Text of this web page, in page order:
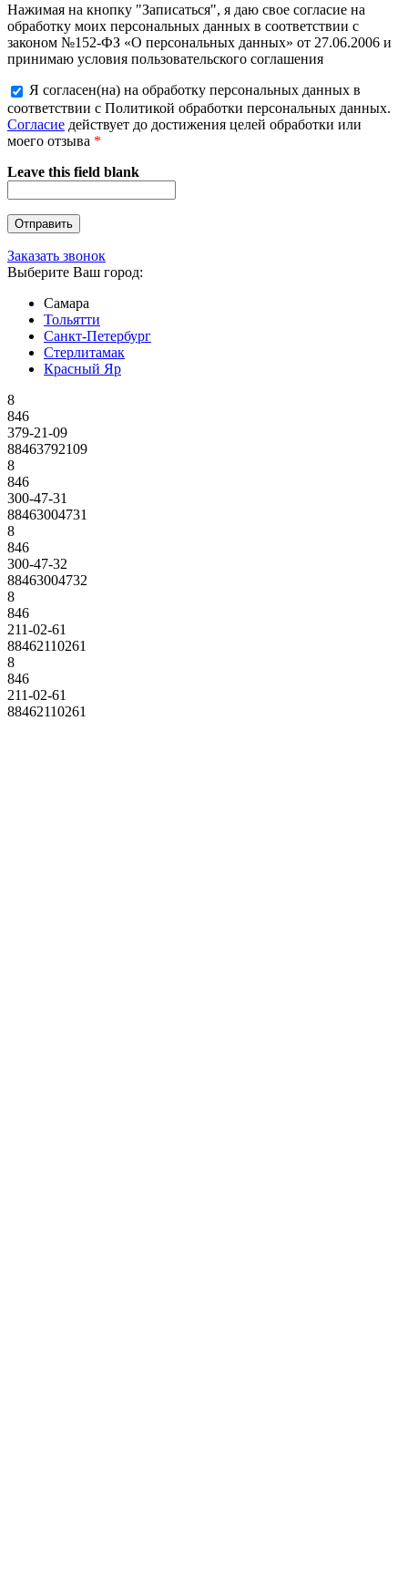
Нажимая на кнопку "Записаться", я даю свое согласие на
обработку моих персональных данных в соответствии с
законом №152-ФЗ «О персональных данных» от 27.06.2006 и
принимаю условия пользовательского соглашения
Я согласен(на) на обработку персональных данных в
соответствии с Политикой обработки персональных данных.
Согласие действует до достижения целей обработки или
моего отзыва *
Leave this field blank
Заказать звонок
Выберите Ваш город:
Самара
Тольятти
Санкт-Петербург
Стерлитамак
Красный Яр
8
846
379-21-09
88463792109
8
846
300-47-31
88463004731
8
846
300-47-32
88463004732
8
846
211-02-61
88462110261
8
846
211-02-61
88462110261